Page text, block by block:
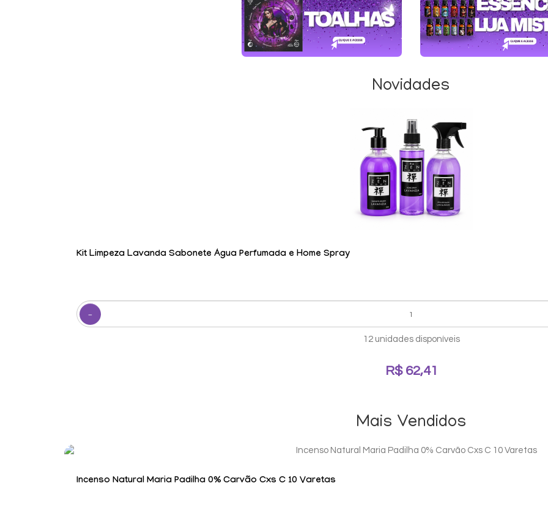
Novidades
Kit Limpeza Lavanda Sabonete Água Perfumada e Home Spray
12 unidades disponíveis
R$ 62,41
Mais Vendidos
Incenso Natural Maria Padilha 0% Carvão Cxs C 10 Varetas